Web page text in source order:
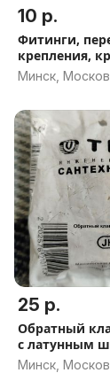
10 р.
Фитинги,
крепления,
Минск,
25 р.
Обратный
с латунным
Минск,